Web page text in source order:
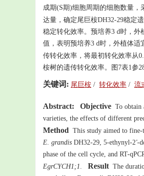
成期(S期)细胞周期的细胞数量，
达量，确定尾巨桉DH32-29稳定
稳定转化效率。预培养3 d时，外
值，表明预培养3 d时，外植体适
传转化效率，将最初转化效率从
桉树的遗传转化效率。图7表1参
关键词: 尾巨桉 / 转化效率 / 流
Abstract: Objective To obtain
varieties, the effects of different
Method This study aimed to
E. grandis DH32-29, 5-ethynyl-2'-
phase of the cell cycle, and RT-
EgrCYCH1;1. ResultThe